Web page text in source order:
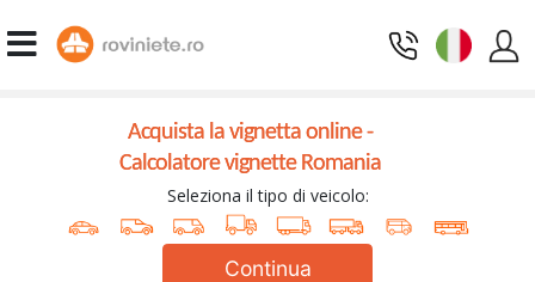
Acquista la vignetta online -
Calcolatore vignette Romania
Seleziona il tipo di veicolo:
Continua